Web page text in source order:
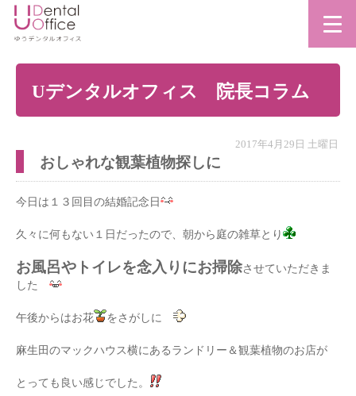
Uデンタルオフィス 院長コラム
2017年4月29日 土曜日
おしゃれな観葉植物探しに
今日は１３回目の結婚記念日
久々に何もない１日だったので、朝から庭の雑草とり
お風呂やトイレを念入りにお掃除させていただきま
した
午後からはお花 をさがしに
麻生田のマックハウス横にあるランドリー＆観葉植物のお店が
とっても良い感じでした。